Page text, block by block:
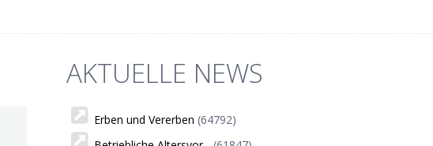
AKTUELLE NEWS
Erben und Vererben (64792)